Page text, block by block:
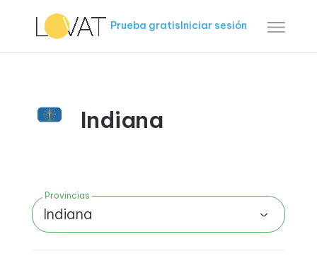
Prueba gratisIniciar sesión
Indiana
Provincias
Indiana